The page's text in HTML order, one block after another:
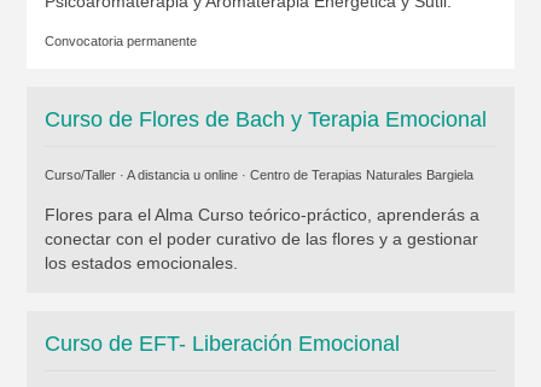
Convocatoria permanente
Curso de Flores de Bach y Terapia Emocional
Curso/Taller · A distancia u online · Centro de Terapias Naturales Bargiela
Flores para el Alma Curso teórico-práctico, aprenderás a
conectar con el poder curativo de las flores y a gestionar
los estados emocionales.
Curso de EFT- Liberación Emocional